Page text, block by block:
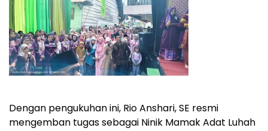
Dengan pengukuhan ini, Rio Anshari, SE resmi
mengemban tugas sebagai Ninik Mamak Adat Luhah